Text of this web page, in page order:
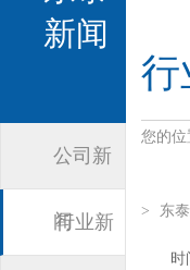
新闻
公司新
闻
行业新
行
您的位
> 东
时